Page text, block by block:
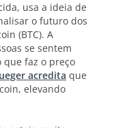
usa a ideia de
o futuro dos
(BTC). A
se sentem
que faz o preço
acredita que
elevando